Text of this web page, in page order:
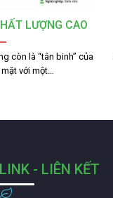
LƯỢNG CAO
còn là “tân binh” của
với một…
LINK - LIÊN KẾT